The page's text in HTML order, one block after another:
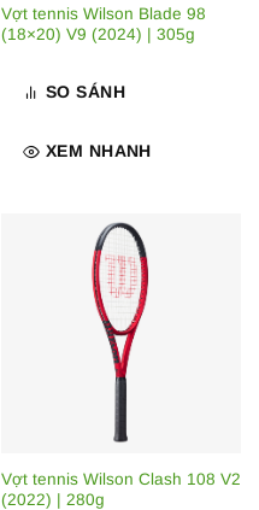
Vợt tennis Wilson Blade 98
(18×20) V9 (2024) | 305g
SO SÁNH
XEM NHANH
Vợt tennis Wilson Clash 108 V2
(2022) | 280g